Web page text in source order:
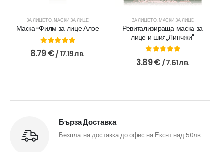
ЗА ЛИЦЕТО,МАСКИ ЗА ЛИЦЕ
Маска-Филм за лице Алое
0out of 5
8.79€ / 17.19 лв.
ЗА ЛИЦЕТО,МАСКИ ЗА ЛИЦЕ
Ревитализираща маска за
лице и шия,,Линчжи''
0out of 5
3.89€ / 7.61 лв.
Бърза Доставка
Безплатна доставка до офис на Еконт над 50лв